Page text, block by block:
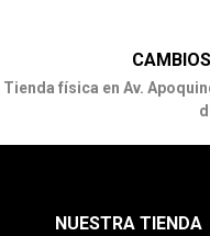
Tienda física en Av.
NUESTRA TIENDA